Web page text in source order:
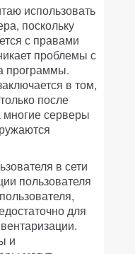
использовать
поскольку
с правами
проблемы с
программы.
в том,
после
многие серверы
в сети
пользователя
для
и